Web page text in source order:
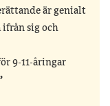
är genialt
ifrån sig och
9-11-åringar